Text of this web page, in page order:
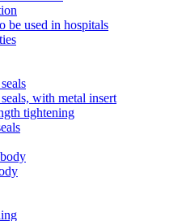
be used in hospitals
with metal insert
tightening